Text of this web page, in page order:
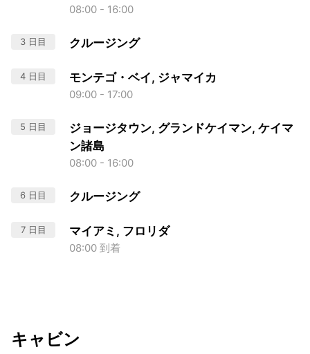
08:00 - 16:00
3 日目 クルージング
4 日目 モンテゴ・ベイ, ジャマイカ
09:00 - 17:00
5 日目
ジョージタウン, グランドケイマン, ケイマ
ン諸島
08:00 - 16:00
6 日目 クルージング
7 日目 マイアミ, フロリダ
08:00 到着
キャビン